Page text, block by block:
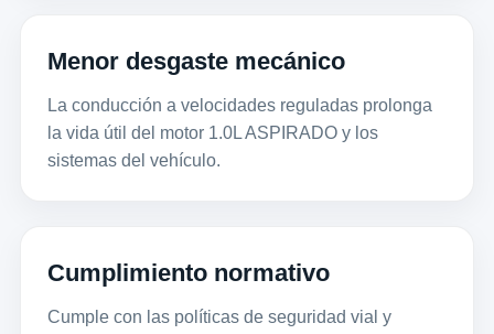
Menor desgaste mecánico
La conducción a velocidades reguladas prolonga
la vida útil del motor 1.0L ASPIRADO y los
sistemas del vehículo.
Cumplimiento normativo
Cumple con las políticas de seguridad vial y